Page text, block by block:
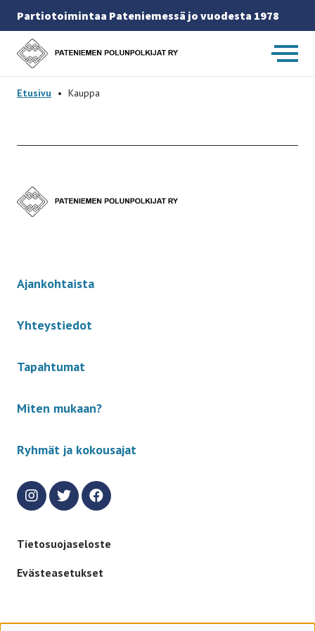
Partiotoimintaa Pateniemessä jo vuodesta 1978
Etusivulle
-
Etusivu • Kauppa
Etusivulle
Ajankohtaista
Yhteystiedot
Tapahtumat
Miten mukaan?
Ryhmät ja kokousajat
Tietosuojaseloste
Evästeasetukset